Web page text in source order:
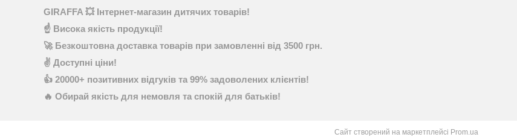
GIRAFFA 💥 Інтернет-магазин дитячих товарів!
☝ Висока якість продукції!
🚀 Безкоштовна доставка товарів при замовленні від 3500 грн.
✌ Доступні ціни!
👍 20000+ позитивних відгуків та 99% задоволених клієнтів!
🔥 Обирай якість для немовля та спокій для батьків!
Сайт створений на маркетплейсі Prom.ua